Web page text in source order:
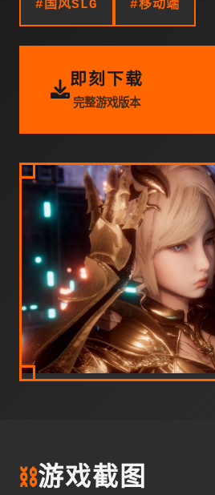
#国风SLG #移动端
即刻下载
完整游戏版本
⛓️游戏截图